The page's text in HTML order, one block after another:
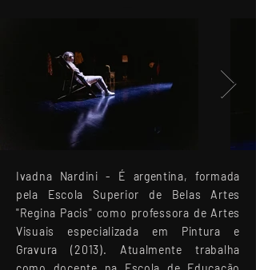
Ivadna Nardini - É argentina, formada
pela Escola Superior de Belas Artes
"Regina Pacis" como professora de Artes
Visuais especializada em Pintura e
Gravura (2013). Atualmente trabalha